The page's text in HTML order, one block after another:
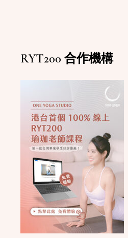
RYT200 合作機構